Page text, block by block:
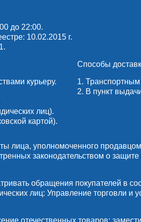
до 22:00.
10.02.2015 г.
курьеру.
лиц).
картой).
Способы
1.
2. В пункт
лица, уполномоченного
законодательством о защите
обращения покупателей в
лиц: Управление торговли и
отечественных товаров: